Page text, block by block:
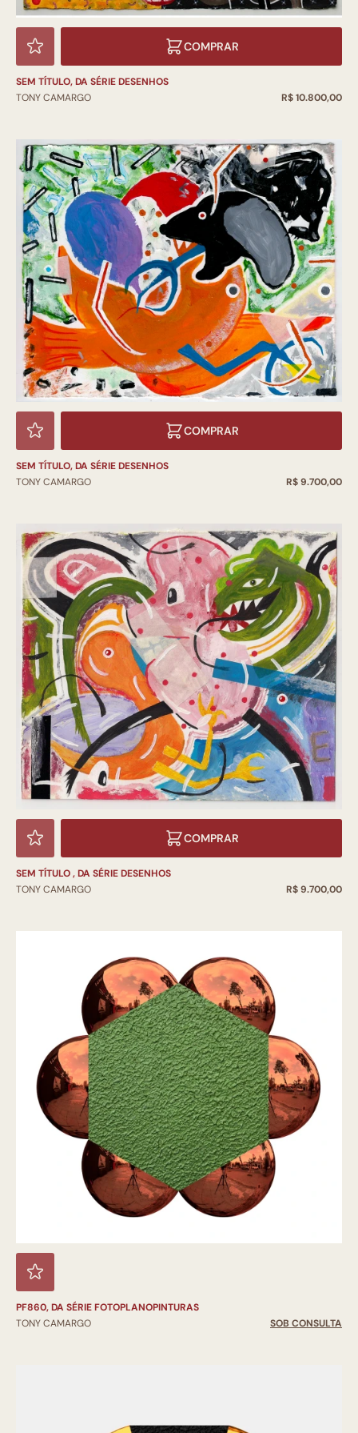
COMPRAR
SEM TÍTULO, DA SÉRIE DESENHOS
TONY CAMARGO
R$ 10.800,00
COMPRAR
SEM TÍTULO, DA SÉRIE DESENHOS
TONY CAMARGO
R$ 9.700,00
COMPRAR
SEM TÍTULO , DA SÉRIE DESENHOS
TONY CAMARGO
R$ 9.700,00
PF860, DA SÉRIE FOTOPLANOPINTURAS
TONY CAMARGO
SOB CONSULTA